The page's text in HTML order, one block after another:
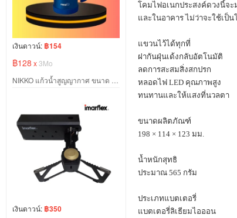
เงินดาวน์: ฿154
฿128 x3Mo
เงินดาวน์: ฿350
โคมไฟอเนกประสงค์ดวงนี้จ
และในอาคาร ไม่ว่าจะใช้เป็
แขวนไว้ได้ทุกที่
ฝากันฝุ่นเด้งกลับอัตโนมัติ
ลดการสะสมสิ่งสกปรก
หลอดไฟ LED คุณภาพสูง
ทนทานและให้แสงที่นวลตา
ขนาดผลิตภัณฑ์
198 × 114 × 123 มม.
น้ำหนักสุทธิ
ประมาณ 565 กรัม
ประเภทแบตเตอรี่
แบตเตอรี่ลิเธียมไอออน